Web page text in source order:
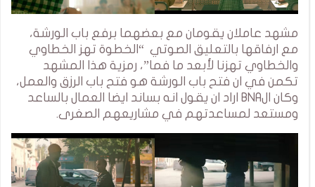
مشهد عاملان يقومان مع بعضهما برفع باب الورشة،
مع ارفاقها بالتعليق الصوتي “الخطوة تهز الخطاوي
والخطاوي تهزنا لأبعد ما فما”، رمزية هذا المشهد
تكمن في ان فتح باب الورشة هو فتح باب الرزق والعمل،
وكان الBNA اراد ان يقول انه بساند ايضا العمال بالساعد
ومستعد لمساعدتهم في مشاريعهم الصغرى.